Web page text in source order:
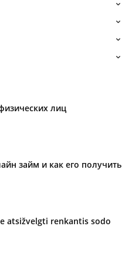
лиц
займ и как его получить
atsižvelgti renkantis sodo